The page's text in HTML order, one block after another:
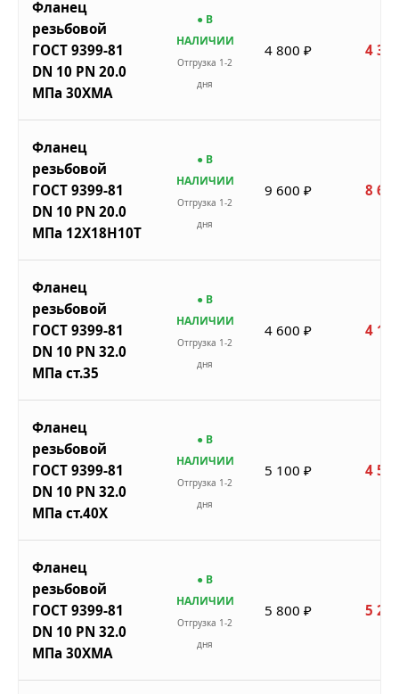
Фланец
резьбовой
ГОСТ 9399-81
DN 10 PN 20.0
МПа 30ХМА
● В
НАЛИЧИИ
Отгрузка 1-2
дня
4 800 ₽ 4
Фланец
резьбовой
ГОСТ 9399-81
DN 10 PN 20.0
МПа 12Х18Н10Т
● В
НАЛИЧИИ
Отгрузка 1-2
дня
9 600 ₽ 8
Фланец
резьбовой
ГОСТ 9399-81
DN 10 PN 32.0
МПа ст.35
● В
НАЛИЧИИ
Отгрузка 1-2
дня
4 600 ₽ 4
Фланец
резьбовой
ГОСТ 9399-81
DN 10 PN 32.0
МПа ст.40Х
● В
НАЛИЧИИ
Отгрузка 1-2
дня
5 100 ₽ 4
Фланец
резьбовой
ГОСТ 9399-81
DN 10 PN 32.0
МПа 30ХМА
● В
НАЛИЧИИ
Отгрузка 1-2
дня
5 800 ₽ 5